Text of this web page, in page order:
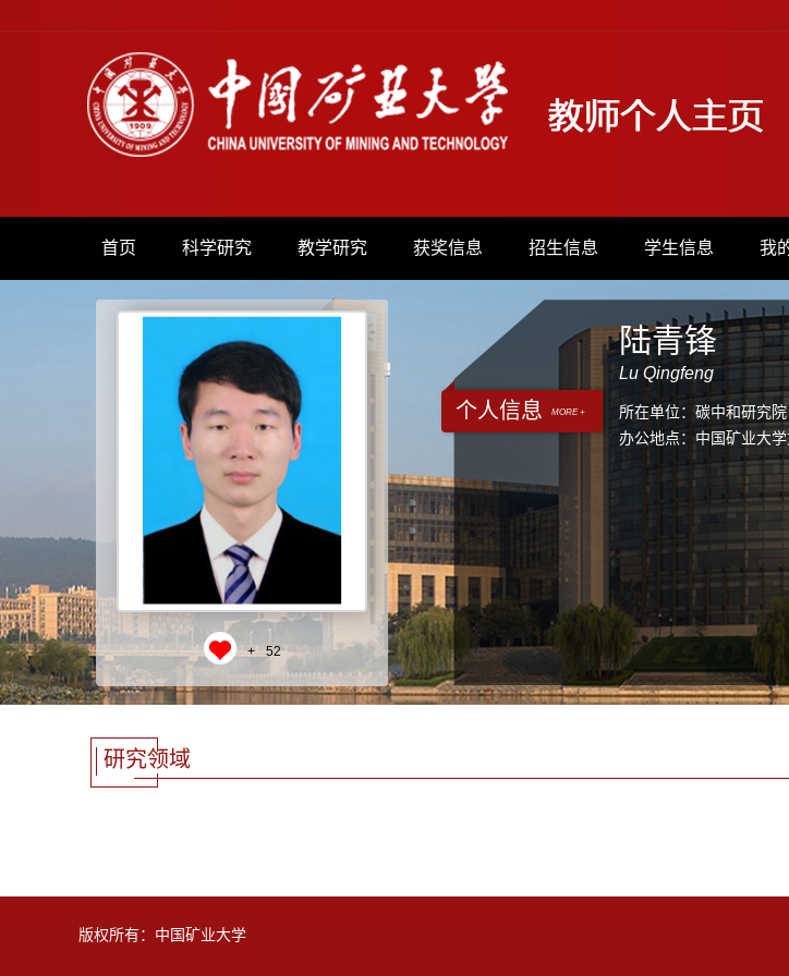
首页 科学研究 教学研究 获奖信息 招生信息 学生信息 我
+ 52
个人信息 MORE +
陆青锋
Lu Qingfeng
所在单位：碳中和研究院
办公地点：中国矿业大
研究领域
版权所有：中国矿业大学